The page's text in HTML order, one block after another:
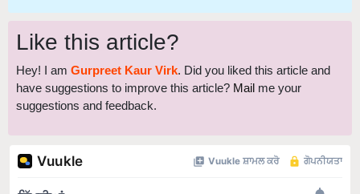
Like this article?
Hey! I am Gurpreet Kaur Virk. Did you liked this article and
have suggestions to improve this article? Mail me your
suggestions and feedback.